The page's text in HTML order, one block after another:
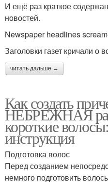
И ещё раз краткое
новостей.
Newspaper headlines
Заголовки газет кричали о
читать дальше →
Как создать
НЕБРЕЖНАЯ
короткие
инструкция
Подготовка волос
Перед созданием
немного подготовить